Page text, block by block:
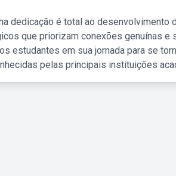
dedicação é total ao desenvolvimento
que priorizam conexões genuínas e
estudantes em sua jornada para se
pelas principais instituições